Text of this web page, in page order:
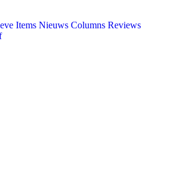
Items Nieuws Columns Reviews